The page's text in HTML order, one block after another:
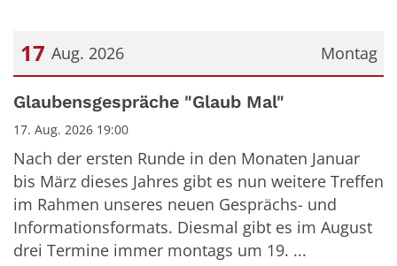
Montag
17 Aug. 2026
Datum: 17. August 2026
Glaubensgespräche "Glaub Mal"
17. Aug. 2026 19:00
Nach der ersten Runde in den Monaten Januar
bis März dieses Jahres gibt es nun weitere Treffen
im Rahmen unseres neuen Gesprächs- und
Informationsformats. Diesmal gibt es im August
drei Termine immer montags um 19. ...